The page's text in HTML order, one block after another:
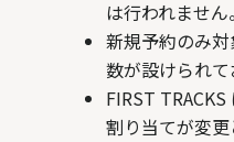
は行われません。
新規予約のみ
数が設けられ
FIRST
割り当てが変更